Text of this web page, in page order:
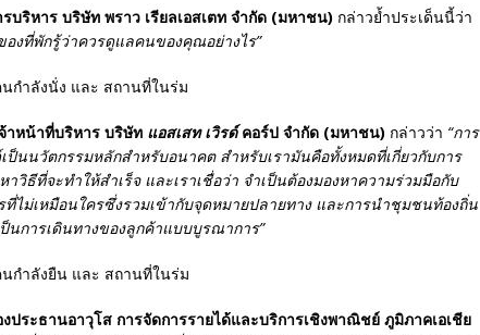
บริหาร บริษัท พราว เรียลเอสเตท จำกัด (มหาชน) กล่าวย้ำประเด็นนี้ว่า
งที่พักรู้ว่าควรดูแลคนของคุณอย่างไร”
าหน้าที่บริหาร บริษัท แอสเสท เวิรด์คอร์ป จำกัด (มหาชน) กล่าวว่า “การ
นนวัตกรรมหลักสำหรับอนาคต สำหรับเรามันคือทั้งหมดที่เกี่ยวกับการ
าวิธีที่จะทำให้สำเร็จ และเราเชื่อว่า จำเป็นต้องมองหาความร่วมมือกับ
ที่ไม่เหมือนใครซึ่งรวมเข้ากับจุดหมายปลายทาง และการนำชุมชนท้องถิ่น
นการเดินทางของลูกค้าแบบบูรณาการ”
ประธานอาวุโส การจัดการรายได้และบริการเชิงพาณิชย์ ภูมิภาคเอเชีย